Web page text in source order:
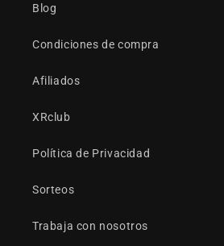
Blog
Condiciones de compra
Afiliados
XRclub
Política de Privacidad
Sorteos
Trabaja con nosotros